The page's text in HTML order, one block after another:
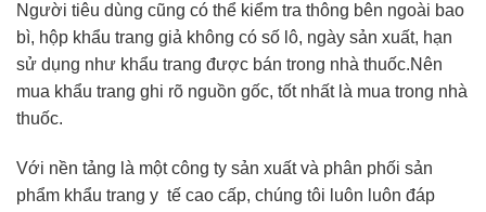
Người tiêu dùng cũng có thể kiểm tra thông bên ngoài bao
bì, hộp khẩu trang giả không có số lô, ngày sản xuất, hạn
sử dụng như khẩu trang được bán trong nhà thuốc.Nên
mua khẩu trang ghi rõ nguồn gốc, tốt nhất là mua trong nhà
thuốc.
Với nền tảng là một công ty sản xuất và phân phối sản
phẩm khẩu trang y tế cao cấp, chúng tôi luôn luôn đáp